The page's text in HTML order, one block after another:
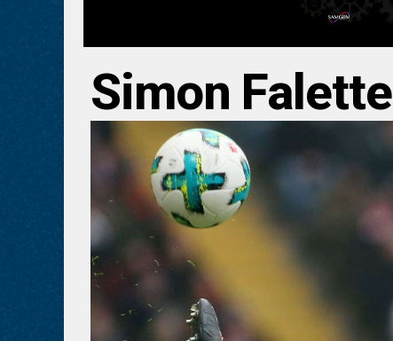
Simon Falette